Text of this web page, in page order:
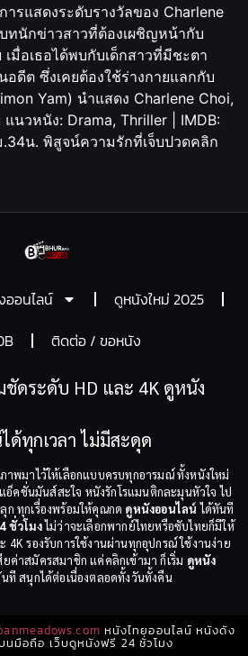
รแสดงระดับรางวัลของ Charlene
ทนักข่าวสาวที่ต้องเผชิญหน้ากับ
มื่อเธอได้พบกับเด็กสาวที่มีชะตา
อดีต ซึ่งเคยต้องใช้ร่างกายแลกกับ
Yam) นำแสดง Charlene Choi,
แนวหนัง: Drama, Thriller | IMDB:
น. พิสูจน์ความรักที่เจ็บปวดคลิก
ออนไลน์
ดูหนังใหม่ 2025
ติดต่อ / ขอหนัง
ดระดับ HD และ 4K ดูหนัง
ด้ทุกเวลา ไม่มีสะดุด
าพมาไว้ให้เลือกแบบครบทุกอารมณ์ ทั้งหนังใหม่
คชั่นมันส์สะใจ หนังรักโรแมนติกละมุนหัวใจ ไป
ทุกเรื่องพร้อมให้คุณกด ดูหนังออนไลน์ ได้ทันที
ชั่วโมงไม่ว่าจะเลือกพากย์ไทยหรือซับไทยก็มีให้
รองรับการใช้งานผ่านทุกอุปกรณ์ ใช้งานง่าย
ยค่าสมัครสมาชิก แค่คลิกเข้ามา ก็เริ่ม ดูหนัง
ที สนุกได้ต่อเนื่องตลอดทั้งวันทั้งคืน
หนังไทยออนไลน์ หนังดัง
มือถือ เว็บดูหนังฟรี 24 ชั่วโมง